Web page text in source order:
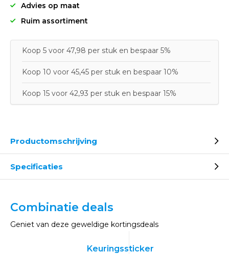
Advies op maat
Ruim assortiment
Koop 5 voor 47,98 per stuk en bespaar 5%
Koop 10 voor 45,45 per stuk en bespaar 10%
Koop 15 voor 42,93 per stuk en bespaar 15%
Productomschrijving
Specificaties
Combinatie deals
Geniet van deze geweldige kortingsdeals
Keuringssticker